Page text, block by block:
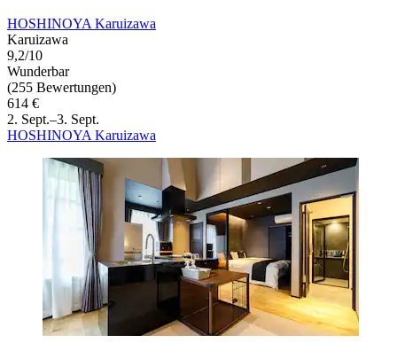
HOSHINOYA Karuizawa
Karuizawa
9,2/10
Wunderbar
(255 Bewertungen)
614 €
2. Sept.–3. Sept.
HOSHINOYA Karuizawa